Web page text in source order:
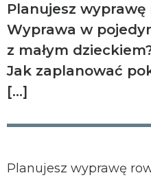
Planujesz wyprawę
Wyprawa w
z małym
Jak zaplanować
[…]
Planujesz wyprawę